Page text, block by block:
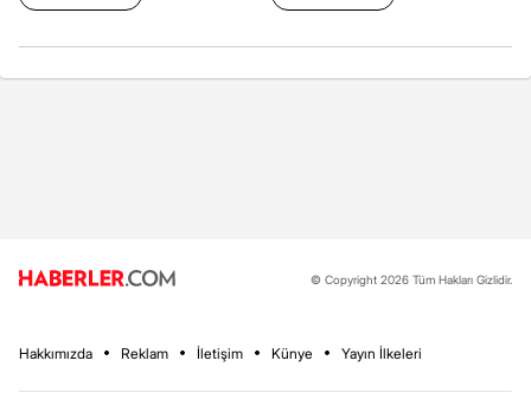
© Copyright 2026 Tüm Hakları Gizlidir.
Hakkımızda Reklam İletişim Künye Yayın İlkeleri